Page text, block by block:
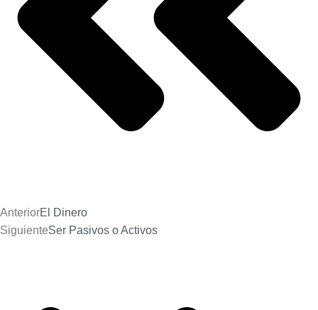
AnteriorEl Dinero
SiguienteSer Pasivos o Activos